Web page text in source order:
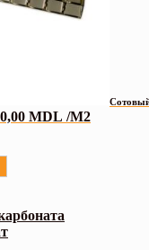
MDL /М2